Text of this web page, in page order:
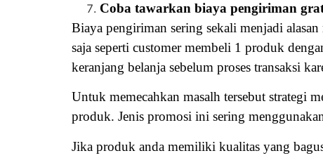
Coba tawarkan biaya pengiriman
Biaya pengiriman sering sekali menjadi
saja seperti customer membeli 1 produk
keranjang belanja sebelum proses transaksi
Untuk memecahkan masalh tersebut strategi
produk. Jenis promosi ini sering
Jika produk anda memiliki kualitas yang